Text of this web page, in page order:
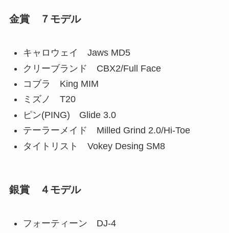
金賞 ７モデル
キャロウェイ Jaws MD5
クリーブランド CBX2/Full Face
コブラ King MIM
ミズノ T20
ピン(PING) Glide 3.0
テーラーメイド Milled Grind 2.0/Hi-Toe
タイトリスト Vokey Desing SM8
銀賞 ４モデル
フォーティーン DJ-4